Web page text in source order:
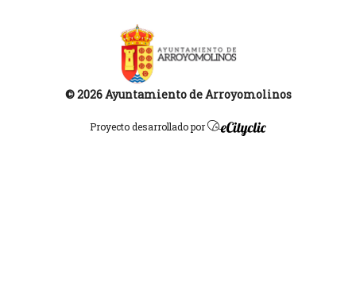
© 2026 Ayuntamiento de Arroyomolinos
Proyecto desarrollado por